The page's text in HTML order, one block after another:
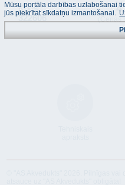
Kods :
322606
(Cenas
Mūsu portāla darbības uzlabošanai
jūs piekrītat sīkdatņu izmantošanai.